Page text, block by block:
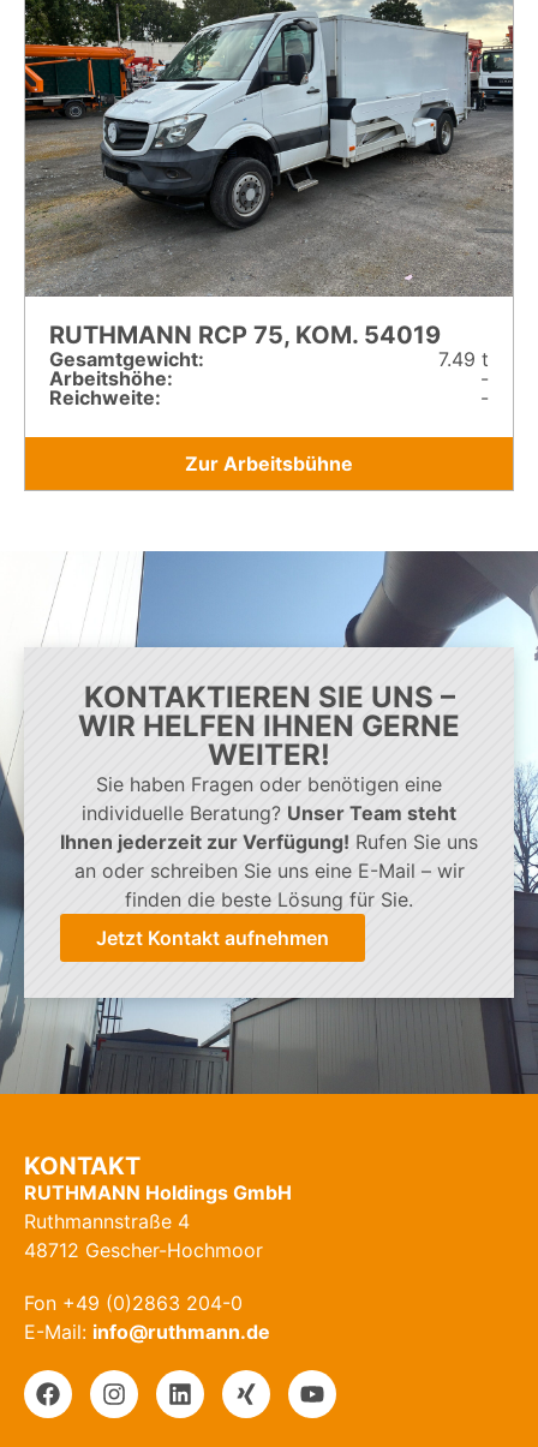
RUTHMANN RCP 75, KOM. 54019
Gesamt­gewicht:
7.49 t
Arbeitshöhe:
-
Reichweite:
-
Zur Arbeitsbühne
KONTAKTIEREN SIE UNS –
WIR HELFEN IHNEN GERNE
WEITER!
Sie haben Fragen oder benötigen eine
individuelle Beratung? Unser Team steht
Ihnen jederzeit zur Verfügung! Rufen Sie uns
an oder schreiben Sie uns eine E-Mail – wir
finden die beste Lösung für Sie.
Jetzt Kontakt aufnehmen
KONTAKT
RUTHMANN Holdings GmbH
Ruthmannstraße 4
48712 Gescher-Hochmoor
Fon +49 (0)2863 204-0
E-Mail: info@ruthmann.de